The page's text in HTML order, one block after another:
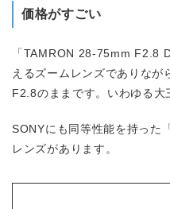
価格がすごい
「TAMRON 28-75mm F2.8
えるズームレンズでありなが
F2.8のままです。いわゆる大
SONYにも同等性能を持った
レンズがあります。